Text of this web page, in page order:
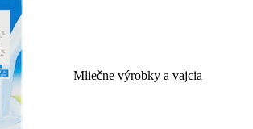
Mliečne výrobky a vajcia